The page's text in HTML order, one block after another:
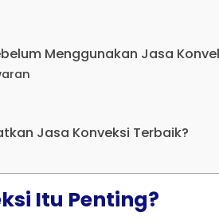
Menggunakan Jasa
Jasa Konveksi Terbaik?
Itu Penting?